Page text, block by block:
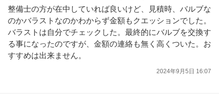
整備士の方が在中していれば良いけど、見積時、バルブな
のかバラストなのかわからず金額もクエッションでした。
バラストは自分でチェックした。最終的にバルブを交換す
る事になったのですが、金額の連絡も無く高くついた。お
すすめは出来ません。
2024年9月5日 16:07